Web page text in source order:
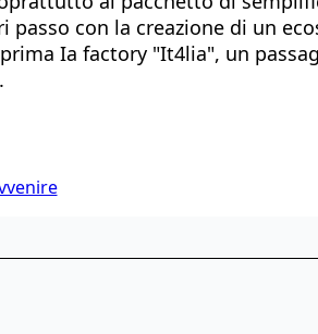
passo con la creazione di un
Ia factory "It4lia", un